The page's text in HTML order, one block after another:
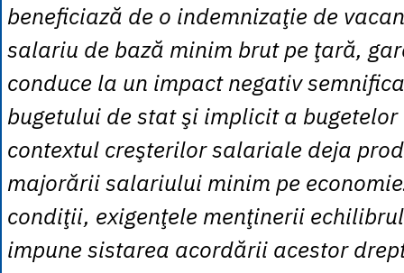
beneficiază de o indemnizaţie de
salariu de bază minim brut pe ţară,
conduce la un impact negativ
bugetului de stat şi implicit a
contextul creşterilor salariale deja
majorării salariului minim pe
condiţii, exigenţele menţinerii
impune sistarea acordării acestor